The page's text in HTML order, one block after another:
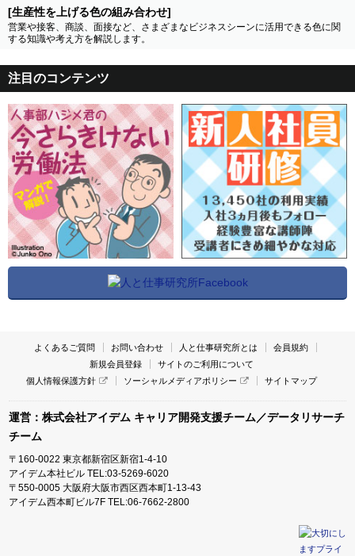
[生産性を上げる色の組み合わせ]
営業や接客、商談、面接など、さまざまなビジネスシーンに活用できる色に関
する知識や考え方を解説します。
注目のコンテンツ
よくあるご質問 お問い合わせ 人と仕事研究所とは
会員規約
新規会員登録
サイトのご利用について
個人情報保護方針
ソーシャルメディアポリシー サイトマップ
運営：株式会社アイデム キャリア開発支援チーム／データリサーチ
チーム
〒160-0022 東京都新宿区新宿1-4-10
アイデム本社ビル TEL:03-5269-6020
〒550-0005 大阪府大阪市西区西本町1-13-43
アイデム西本町ビル7F TEL:06-7662-2800